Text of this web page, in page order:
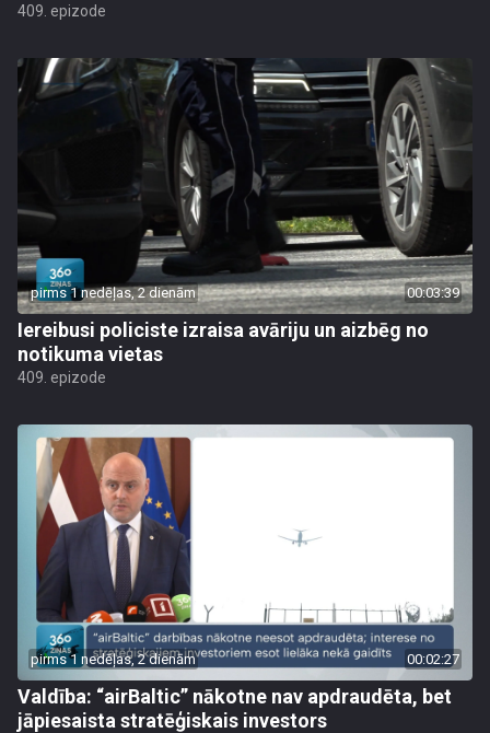
409. epizode
pirms 1 nedēļas, 2 dienām 00:03:39
Iereibusi policiste izraisa avāriju un aizbēg no
notikuma vietas
409. epizode
pirms 1 nedēļas, 2 dienām 00:02:27
Valdība: “airBaltic” nākotne nav apdraudēta, bet
jāpiesaista stratēģiskais investors